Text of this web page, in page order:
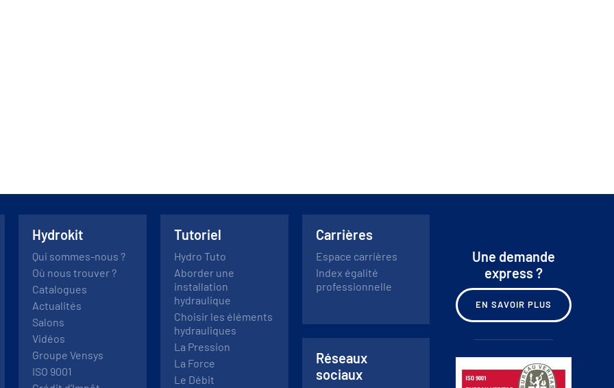
Hydrokit
Qui sommes-nous ?
Où nous trouver ?
Catalogues
Actualités
Salons
Vidéos
Groupe Vensys
ISO 9001
Tutoriel
Hydro Tuto
Aborder une
installation
hydraulique
Choisir les éléments
hydrauliques
La Pression
La Force
Le Débit
Carrières
Espace carrières
Index égalité
professionnelle
Réseaux
sociaux
Une demande
express ?
EN SAVOIR PLUS